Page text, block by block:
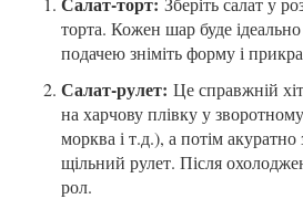
торта. Кожен шар буде
подачею зніміть форму і
Салат-рулет: Це справжній
на харчову плівку у
морква і т.д.), а потім акуратно
щільний рулет. Після
рол.